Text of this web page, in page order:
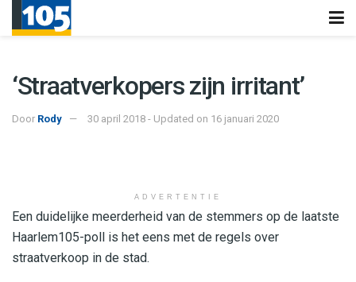
‘Straatverkopers zijn irritant’
Door Rody 30 april 2018 - Updated on 16 januari 2020
ADVERTENTIE
Een duidelijke meerderheid van de stemmers op de laatste
Haarlem105-poll is het eens met de regels over
straatverkoop in de stad.